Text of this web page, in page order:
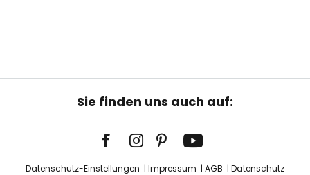
Sie finden uns auch auf:
Datenschutz-Einstellungen Impressum AGB
Datenschutz